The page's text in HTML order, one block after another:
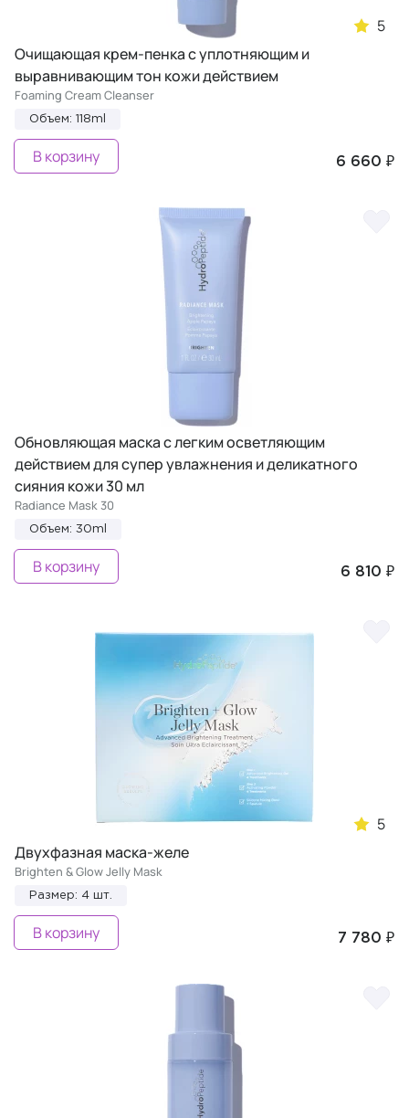
5
Очищающая крем-пенка с уплотняющим и
выравнивающим тон кожи действием
Foaming Cream Cleanser
Объем: 118ml
6 660 ₽
В корзину
Обновляющая маска с легким осветляющим
действием для супер увлажнения и деликатного
сияния кожи 30 мл
Radiance Mask 30
Объем: 30ml
6 810 ₽
В корзину
5
Двухфазная маска-желе
Brighten & Glow Jelly Mask
Размер: 4 шт.
7 780 ₽
В корзину